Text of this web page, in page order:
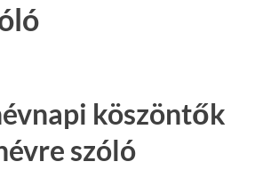
köszöntők
szóló